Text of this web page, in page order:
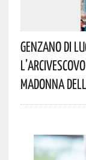
Genzano Di
Madonna